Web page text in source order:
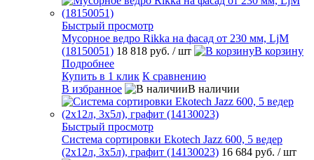
Быстрый просмотр
Мусорное ведро Rikka на фасад от 230 мм, LjM
(18150051) 18 818 руб. / шт
В корзину
Подробнее
Купить в 1 клик К сравнению
В избранное
В наличии
Быстрый просмотр
Система сортировки Ekotech Jazz 600, 5 ведер
(2х12л, 3х5л), графит (14130023) 16 684 руб. / шт